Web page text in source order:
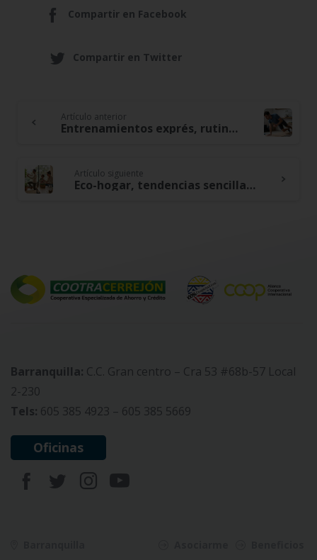
Compartir en Facebook
Compartir en Twitter
Continue
Reading
Artículo anterior
Entrenamientos exprés, rutinas efectivas en menos de tiempo y dinero
Artículo siguiente
Eco-hogar, tendencias sencillas para hacer tu casa más sostenible
Barranquilla: C.C. Gran centro – Cra 53 #68b-57 Local
2-230
Tels: 605 385 4923 – 605 385 5669
Oficinas